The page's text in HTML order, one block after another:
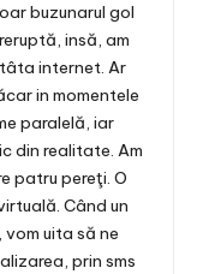
buzunarul gol
insă, am
internet. Ar
in momentele
paralelă, iar
din realitate. Am
patru pereţi. O
Când un
uita să ne
prin sms